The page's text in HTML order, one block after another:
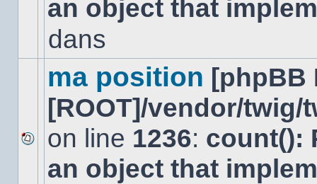
non-
dans
an object that
dans
Aucun
nouveau
message
ma position [phpBB
[ROOT]/vendor/
on line 1236: count():
an object that